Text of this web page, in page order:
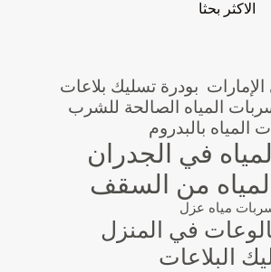
الاكثر بحثا
بودرة تسليك بلاعات
المياه الصالحة للشرب
المياه بالبدروم
في الجدران
من السقف
مياه عزل
في المنزل
البلاعات